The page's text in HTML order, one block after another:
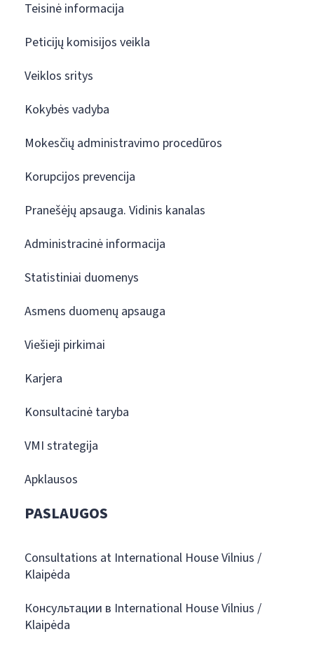
Teisinė informacija
Peticijų komisijos veikla
Veiklos sritys
Kokybės vadyba
Mokesčių administravimo procedūros
Korupcijos prevencija
Pranešėjų apsauga. Vidinis kanalas
Administracinė informacija
Statistiniai duomenys
Asmens duomenų apsauga
Viešieji pirkimai
Karjera
Konsultacinė taryba
VMI strategija
Apklausos
PASLAUGOS
Consultations at International House Vilnius /
Klaipėda
Консультации в International House Vilnius /
Klaipėda